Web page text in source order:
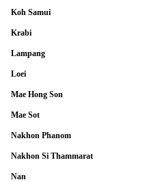
Koh Samui
Krabi
Lampang
Loei
Mae Hong Son
Mae Sot
Nakhon Phanom
Nakhon Si Thammarat
Nan